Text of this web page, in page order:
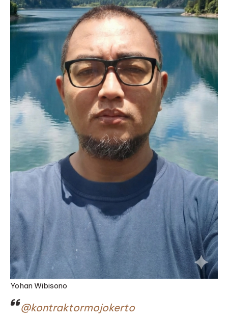
Yohan Wibisono
@kontraktormojokerto